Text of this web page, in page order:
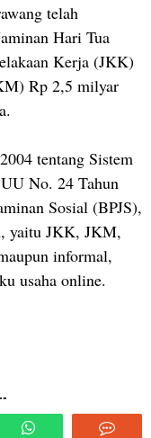
telah
Hari Tua
Kerja (JKK)
Rp 2,5 milyar
tentang Sistem
No. 24 Tahun
Sosial (BPJS),
yaitu JKK, JKM,
informal,
usaha online.